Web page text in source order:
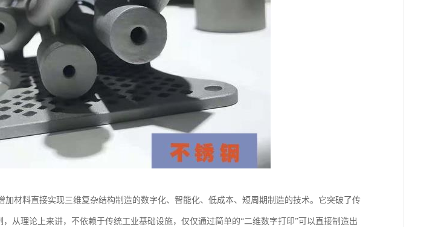
加材料直接实现三维复杂结构制造的数字化、智能化、低成本、短周期制造的技术。它突破了传
从理论上来讲，不依赖于传统工业基础设施，仅仅通过简单的“二维数字打印”可以直接制造出